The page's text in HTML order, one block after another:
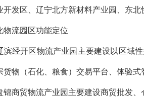
开发区、辽宁北方新材料产业园、东
园区功能定位
开区物流产业园主要建设以区域性多
货物（石化、粮食）交易平台、体验
贸物流产业园主要建设商贸批发、仓